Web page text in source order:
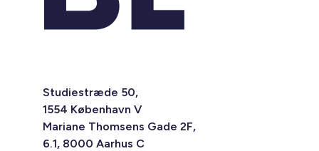
Studiestræde 50,
1554 København V
Mariane Thomsens Gade 2F,
6.1, 8000 Aarhus C